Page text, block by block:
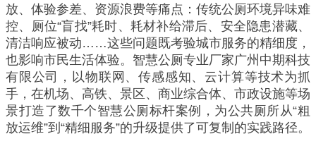
放、体验参差、资源浪费等痛点：传统公厕环境异味难
控、厕位“盲找”耗时、耗材补给滞后、安全隐患潜藏、
清洁响应被动……这些问题既考验城市服务的精细度，
也影响市民生活体验。智慧公厕专业厂家广州中期科技
有限公司，以物联网、传感感知、云计算等技术为抓
手，在机场、高铁、景区、商业综合体、市政设施等场
景打造了数千个智慧公厕标杆案例，为公共厕所从“粗
放运维”到“精细服务”的升级提供了可复制的实践路径。